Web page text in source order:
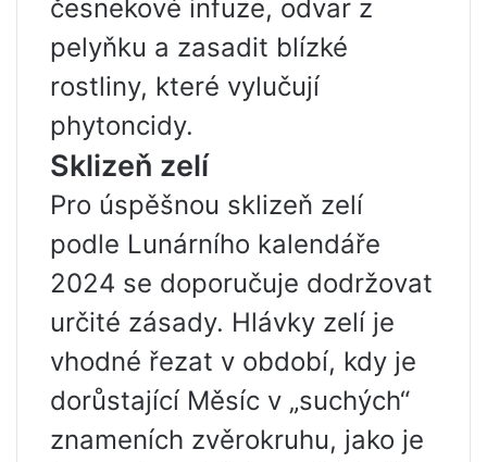
česnekové infuze, odvar z
pelyňku a zasadit blízké
rostliny, které vylučují
phytoncidy.
Sklizeň zelí
Pro úspěšnou sklizeň zelí
podle Lunárního kalendáře
2024 se doporučuje dodržovat
určité zásady. Hlávky zelí je
vhodné řezat v období, kdy je
dorůstající Měsíc v „suchých“
znameních zvěrokruhu, jako je